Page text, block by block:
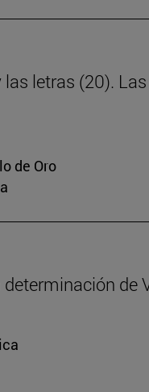
las letras (20).
de Oro
de